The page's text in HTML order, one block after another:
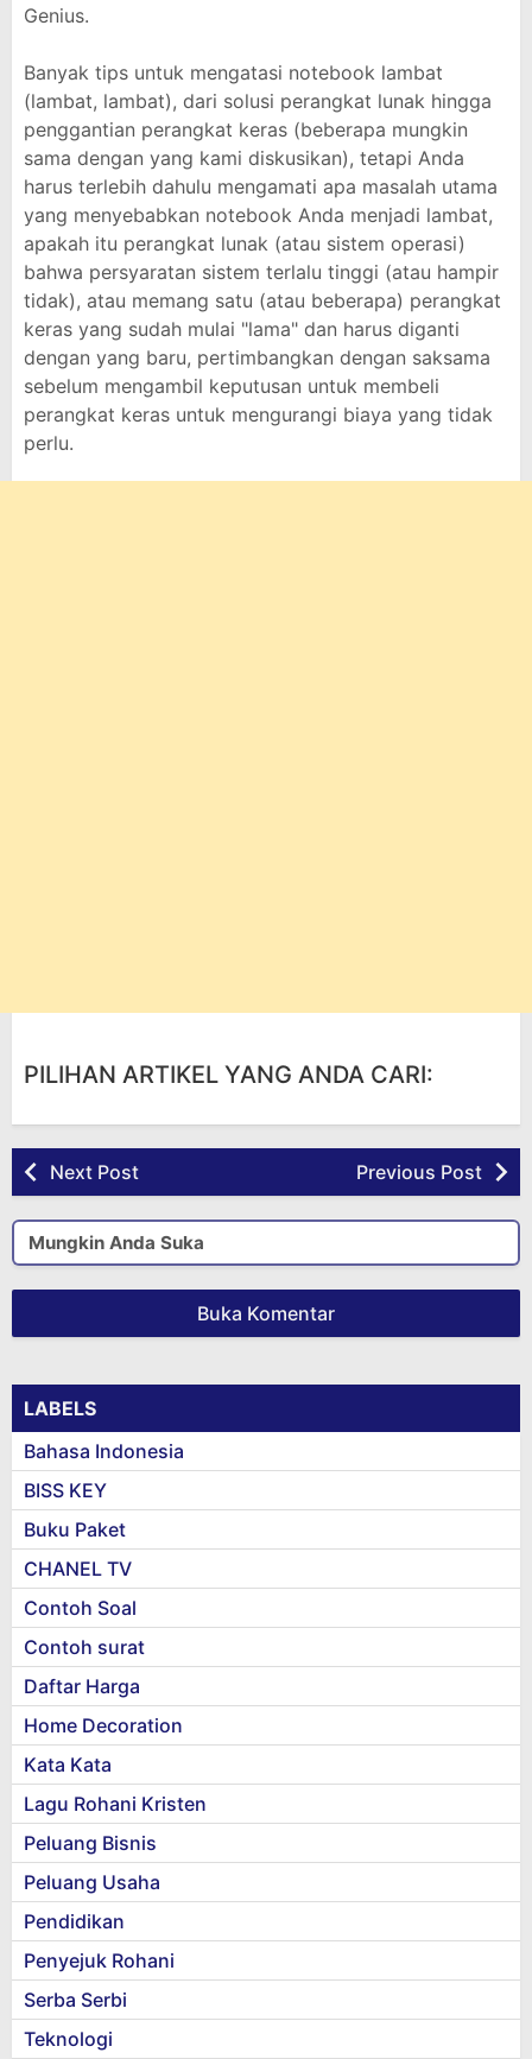
Genius.
Banyak tips untuk mengatasi notebook lambat
(lambat, lambat), dari solusi perangkat lunak hingga
penggantian perangkat keras (beberapa mungkin
sama dengan yang kami diskusikan), tetapi Anda
harus terlebih dahulu mengamati apa masalah utama
yang menyebabkan notebook Anda menjadi lambat,
apakah itu perangkat lunak (atau sistem operasi)
bahwa persyaratan sistem terlalu tinggi (atau hampir
tidak), atau memang satu (atau beberapa) perangkat
keras yang sudah mulai "lama" dan harus diganti
dengan yang baru, pertimbangkan dengan saksama
sebelum mengambil keputusan untuk membeli
perangkat keras untuk mengurangi biaya yang tidak
perlu.
PILIHAN ARTIKEL YANG ANDA CARI:
Next Post Previous Post
Mungkin Anda Suka
Buka Komentar
LABELS
Bahasa Indonesia
BISS KEY
Buku Paket
CHANEL TV
Contoh Soal
Contoh surat
Daftar Harga
Home Decoration
Kata Kata
Lagu Rohani Kristen
Peluang Bisnis
Peluang Usaha
Pendidikan
Penyejuk Rohani
Serba Serbi
Teknologi